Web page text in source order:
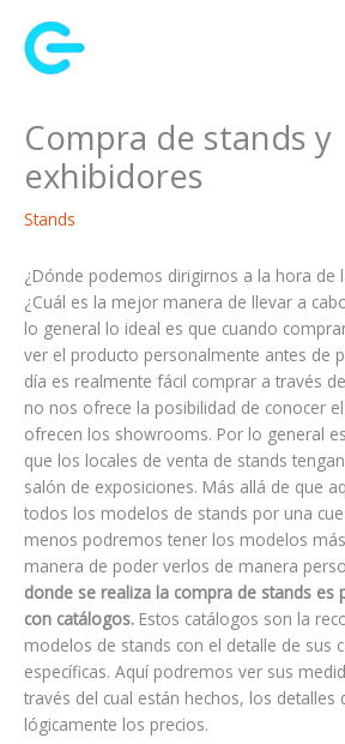
contenido
Compra de stands y
exhibidores
Stands
¿Dónde podemos dirigirnos a la hora de
¿Cuál es la mejor manera de llevar a
lo general lo ideal es que cuando
ver el producto personalmente antes de
día es realmente fácil comprar a través
no nos ofrece la posibilidad de conocer
ofrecen los showrooms. Por lo general
que los locales de venta de stands
salón de exposiciones. Más allá de que
todos los modelos de stands por una
menos podremos tener los modelos
manera de poder verlos de manera
donde se realiza la compra de stands es
con catálogos. Estos catálogos son la
modelos de stands con el detalle de sus
específicas. Aquí podremos ver sus
través del cual están hechos, los detalles
lógicamente los precios.